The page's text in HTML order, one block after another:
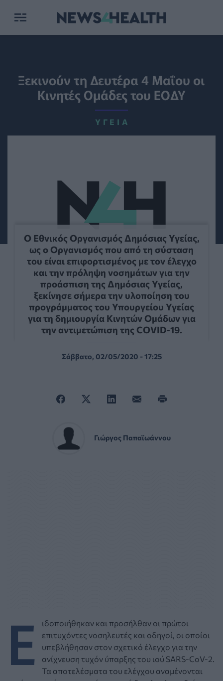
Ξεκινούν τη Δευτέρα 4 Μαΐου οι
Κινητές Ομάδες του ΕΟΔΥ
ΥΓΕΊΑ
Ο Εθνικός Οργανισμός Δημόσιας Υγείας,
ως ο Οργανισμός που από τη σύσταση
του είναι επιφορτισμένος με τον έλεγχο
και την πρόληψη νοσημάτων για την
προάσπιση της Δημόσιας Υγείας,
ξεκίνησε σήμερα την υλοποίηση του
προγράμματος του Υπουργείου Υγείας
για τη δημιουργία Κινητών Ομάδων για
την αντιμετώπιση της COVID-19.
Σάββατο, 02/05/2020 - 17:25
Γιώργος Παπαϊωάννου
Ε
ιδοποιήθηκαν και προσήλθαν οι πρώτοι
επιτυχόντες νοσηλευτές και οδηγοί, οι οποίοι
υπεβλήθησαν στον σχετικό έλεγχο για την
ανίχνευση τυχόν ύπαρξης του ιού SARS-CoV-2.
Τα αποτελέσματα του ελέγχου αναμένονται